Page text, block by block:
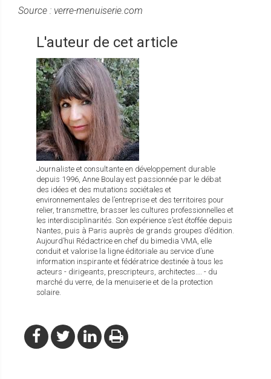
Source : verre-menuiserie.com
L'auteur de cet article
Journaliste et consultante en développement durable
depuis 1996, Anne Boulay est passionnée par le débat
des idées et des mutations sociétales et
environnementales de l’entreprise et des territoires pour
relier, transmettre, brasser les cultures professionnelles et
les interdisciplinarités. Son expérience s’est étoffée depuis
Nantes, puis à Paris auprès de grands groupes d’édition.
Aujourd’hui Rédactrice en chef du bimedia VMA, elle
conduit et valorise la ligne éditoriale au service d’une
information inspirante et fédératrice destinée à tous les
acteurs - dirigeants, prescripteurs, architectes…. - du
marché du verre, de la menuiserie et de la protection
solaire.